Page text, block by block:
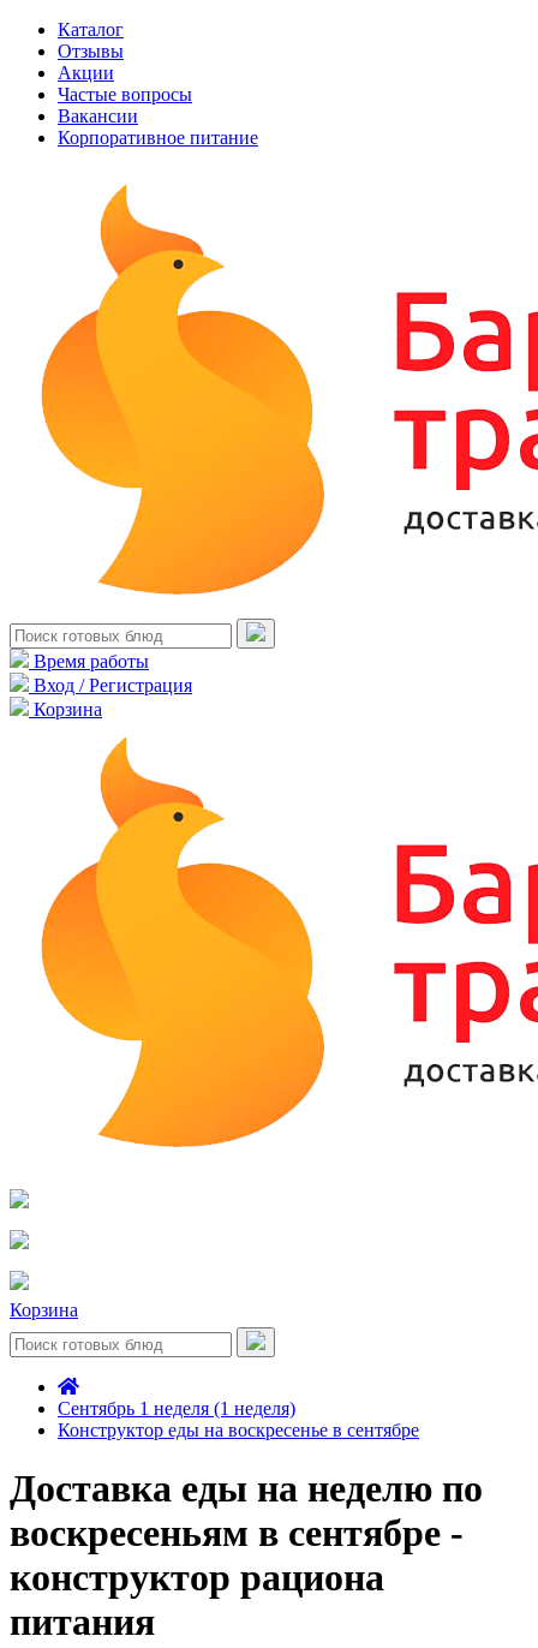
Каталог
Отзывы
Акции
Частые вопросы
Вакансии
Корпоративное питание
Время работы
Вход / Регистрация
Корзина
Корзина
Сентябрь 1 неделя (1 неделя)
Конструктор еды на воскресенье в сентябре
Доставка еды на неделю по
воскресеньям в сентябре -
конструктор рациона
питания